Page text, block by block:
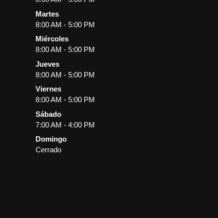
Martes
8:00 AM - 5:00 PM
Miércoles
8:00 AM - 5:00 PM
Jueves
8:00 AM - 5:00 PM
Viernes
8:00 AM - 5:00 PM
Sábado
7:00 AM - 4:00 PM
Domingo
Cerrado